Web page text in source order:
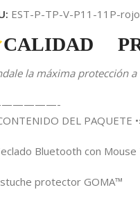
EST-P-TP-V-P11-11P-
la máxima protección
DEL PAQUETE
Bluetooth con
protector GOMA™